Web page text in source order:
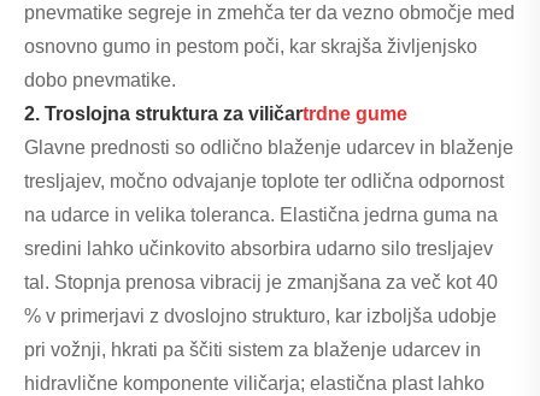
pnevmatike segreje in zmehča ter da vezno območje med
osnovno gumo in pestom poči, kar skrajša življenjsko
dobo pnevmatike.
2. Troslojna struktura za viličartrdne gume
Glavne prednosti so odlično blaženje udarcev in blaženje
tresljajev, močno odvajanje toplote ter odlična odpornost
na udarce in velika toleranca. Elastična jedrna guma na
sredini lahko učinkovito absorbira udarno silo tresljajev
tal. Stopnja prenosa vibracij je zmanjšana za več kot 40
% v primerjavi z dvoslojno strukturo, kar izboljša udobje
pri vožnji, hkrati pa ščiti sistem za blaženje udarcev in
hidravlične komponente viličarja; elastična plast lahko